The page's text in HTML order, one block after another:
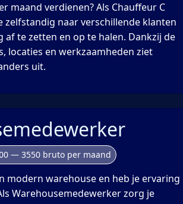
maand verdienen? Als Chauffeur C
zelfstandig naar verschillende klanten
af te zetten en op te halen. Dankzij de
locaties en werkzaamheden ziet
uit.
— 3550 bruto per maand
modern warehouse en heb je ervaring
Warehousemedewerker zorg je